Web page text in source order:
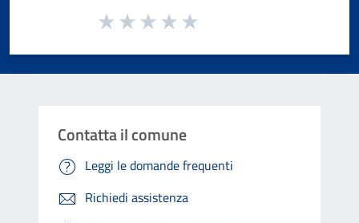
Valuta da 1 a 5 stelle la pagina
Contatta il comune
Leggi le domande frequenti
Richiedi assistenza